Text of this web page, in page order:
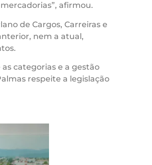
afirmou.
de Cargos, Carreiras e
nem a atual,
categorias e a gestão
respeite a legislação